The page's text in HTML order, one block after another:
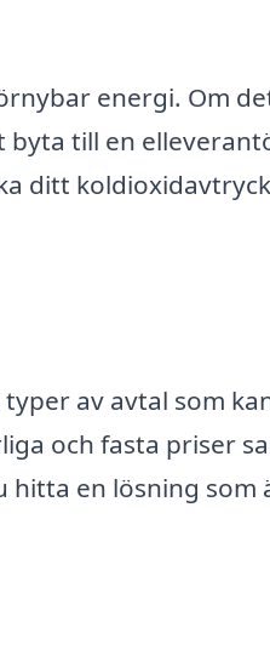
energi. Om
till en
ditt
av avtal som
och fasta priser
hitta en lösning som